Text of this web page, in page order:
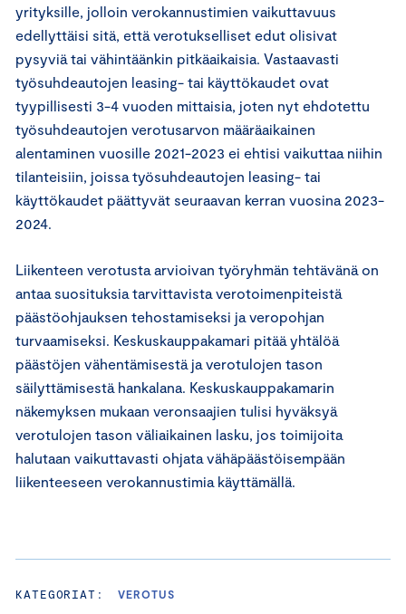
yrityksille, jolloin verokannustimien vaikuttavuus
edellyttäisi sitä, että verotukselliset edut olisivat
pysyviä tai vähintäänkin pitkäaikaisia. Vastaavasti
työsuhdeautojen leasing- tai käyttökaudet ovat
tyypillisesti 3-4 vuoden mittaisia, joten nyt ehdotettu
työsuhdeautojen verotusarvon määräaikainen
alentaminen vuosille 2021-2023 ei ehtisi vaikuttaa niihin
tilanteisiin, joissa työsuhdeautojen leasing- tai
käyttökaudet päättyvät seuraavan kerran vuosina 2023-
2024.
Liikenteen verotusta arvioivan työryhmän tehtävänä on
antaa suosituksia tarvittavista verotoimenpiteistä
päästöohjauksen tehostamiseksi ja veropohjan
turvaamiseksi. Keskuskauppakamari pitää yhtälöä
päästöjen vähentämisestä ja verotulojen tason
säilyttämisestä hankalana. Keskuskauppakamarin
näkemyksen mukaan veronsaajien tulisi hyväksyä
verotulojen tason väliaikainen lasku, jos toimijoita
halutaan vaikuttavasti ohjata vähäpäästöisempään
liikenteeseen verokannustimia käyttämällä.
KATEGORIAT: VEROTUS